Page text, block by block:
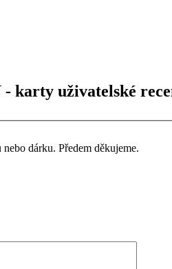
karty uživatelské
dárku. Předem děkujeme.